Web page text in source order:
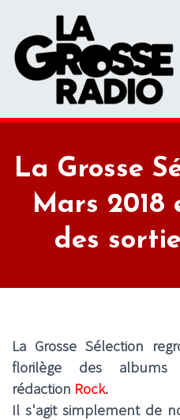
La Grosse
Mars 2018
des
La Grosse Sélection
florilège des
rédaction Rock.
Il s'agit simplement de